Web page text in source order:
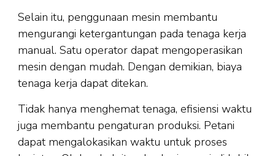
Selain itu, penggunaan mesin membantu
mengurangi ketergantungan pada tenaga kerja
manual. Satu operator dapat mengoperasikan
mesin dengan mudah. Dengan demikian, biaya
tenaga kerja dapat ditekan.
Tidak hanya menghemat tenaga, efisiensi waktu
juga membantu pengaturan produksi. Petani
dapat mengalokasikan waktu untuk proses